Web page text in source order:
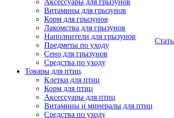
Аксессуары для грызунов
Витамины для грызунов
Корм для грызунов
Лакомства для грызунов
Наполнители для грызунов
Предметы по уходу
Сено для грызунов
Средства по уходу
Товары для птиц
Клетки для птиц
Корм для птиц
Аксессуары для птиц
Витамины и минералы для птиц
Средства по уходу